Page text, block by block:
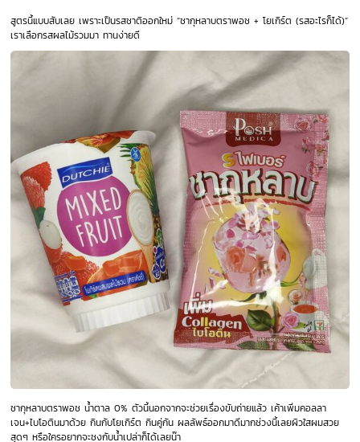
สูตรนี้แบบสับเลย เพราะเป็นรสชาติออกใหม่ “ชากุหลาบตราพอช + โยเกิร์ต (รสอะไรก็ได้)”
เราเลือกรสผลไม้รวมมา ทานง่ายดี
ชากุหลาบตราพอช น้ำตาล 0% ตัวนี้นอกจากจะช่วยเรื่องขับถ่ายแล้ว เค้าเพิ่มคอลลา
เจน+ไบโอตินมาด้วย กินกับโยเกิร์ต กินคู่กัน ผลลัพธ์ออกมาดีมากช่วงนี้เลยผิวใสผมสวย
สุดๆ หรือใครอยากจะชงกับน้ำเปล่าก็ได้เลยน๊า